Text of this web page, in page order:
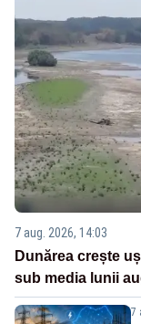
7 aug. 2026, 14:03
Dunărea crește
sub media lunii
7